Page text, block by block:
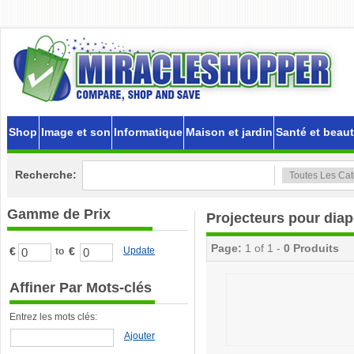
Shop Image et son Informatique Maison et jardin Santé et
Recherche:
Gamme de Prix
€ to € Update
Affiner Par Mots-clés
Entrez les mots clés:
Ajouter
Projecteurs pour
Page: 1 of 1 - 0 Produits